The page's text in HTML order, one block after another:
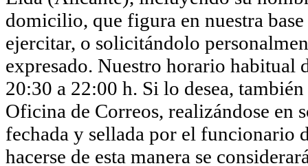
domicilio, que figura en nuestra
ejercitar, o solicitándolo
expresado. Nuestro horario habitual
20:30 a 22:00 h. Si lo desea,
Oficina de Correos, realizándose en
fechada y sellada por el funcionario
hacerse de esta manera se